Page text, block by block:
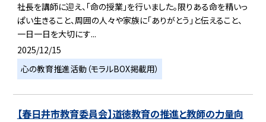
社長を講師に迎え、「命の授業」を行いました。限りある命を精いっ
ぱい生きること、周囲の人々や家族に「ありがとう」と伝えること、
一日一日を大切にす...
2025/12/15
心の教育推進活動（モラルBOX掲載用）
【春日井市教育委員会】道徳教育の推進と教師の力量向